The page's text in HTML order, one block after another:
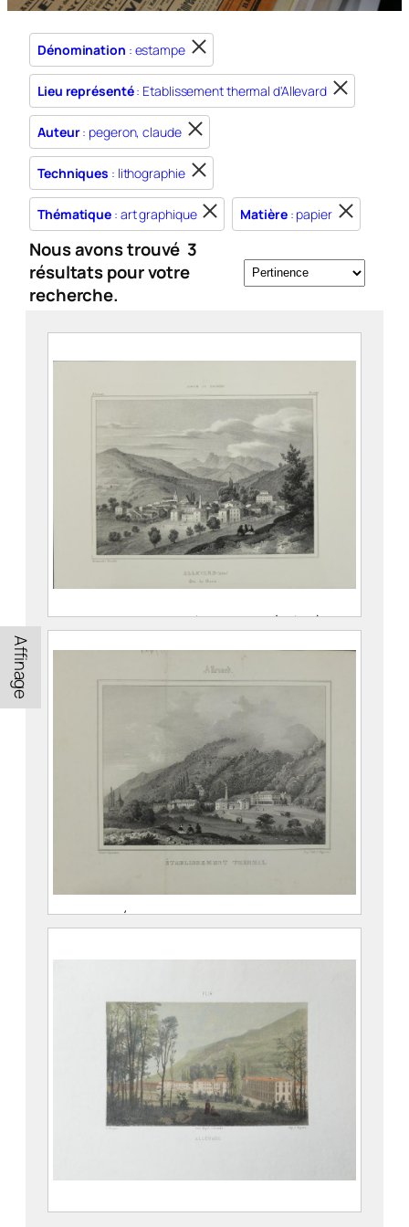
Dénomination : estampe
Lieu représenté: Etablissement thermal d'Allevard
Auteur: pegeron, claude
Techniques : lithographie
Thématique : art graphique Matière: papier
Nous avons trouvé 3
résultats pour votre
recherche.
Affinage
Album du Dauphiné. Allevard (Isère).
Côté des Bains
DEBELLE, Alexandre (Voreppe, 21
décembre 1805 (30 Frimaire An 14)
– Grenoble, 22 juillet 1897)
PEGERON, Claude
976.1.18
Allevard. Établissement thermal.
CASSIEN, Victor (Grenoble, 25
1893)
PEGERON, Claude
976.1.53
Allevard.